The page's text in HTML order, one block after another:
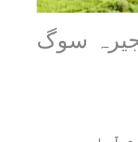
سوگ